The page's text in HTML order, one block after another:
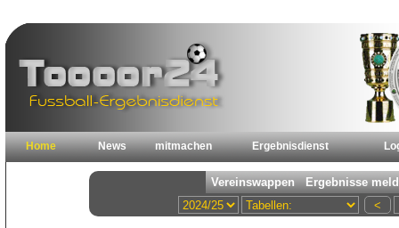
Home News mitmachen Ergebnisdienst